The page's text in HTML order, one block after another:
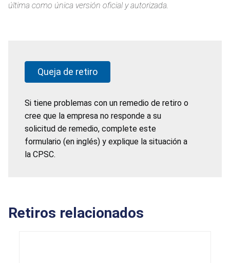
última como única versión oficial y autorizada.
Queja de retiro
Si tiene problemas con un remedio de retiro o
cree que la empresa no responde a su
solicitud de remedio, complete este
formulario (en inglés) y explique la situación a
la CPSC.
Retiros relacionados